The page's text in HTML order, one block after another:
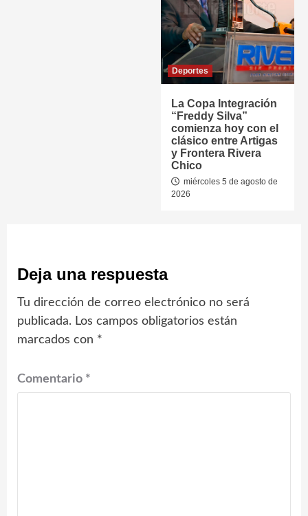
Deportes
La Copa Integración
“Freddy Silva”
comienza hoy con el
clásico entre Artigas
y Frontera Rivera
Chico
miércoles 5 de agosto de
2026
Deja una respuesta
Tu dirección de correo electrónico no será
publicada. Los campos obligatorios están
marcados con *
Comentario *